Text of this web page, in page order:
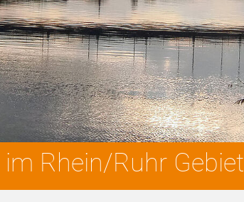
Rhein/Ruhr Gebiet